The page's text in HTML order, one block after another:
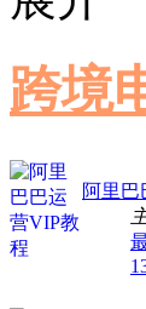
跨境
阿里巴